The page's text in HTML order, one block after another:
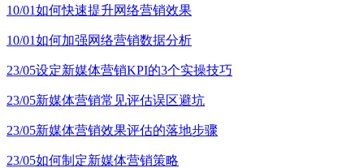
10/01如何快速提升网络营销效果
10/01如何加强网络营销数据分析
23/05设定新媒体营销KPI的3个实操技巧
23/05新媒体营销常见评估误区避坑
23/05新媒体营销效果评估的落地步骤
23/05如何制定新媒体营销策略